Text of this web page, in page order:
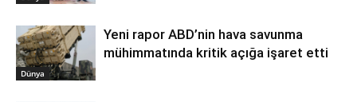
Dünya
Yeni rapor ABD’nin hava savunma
mühimmatında kritik açığa işaret etti